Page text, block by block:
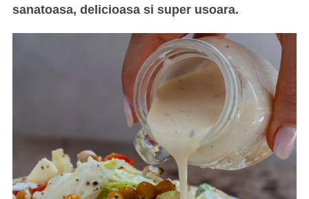
sanatoasa, delicioasa si super usoara.